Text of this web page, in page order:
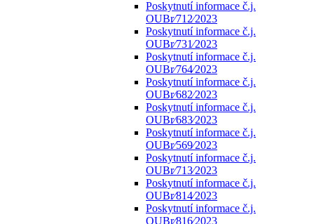
Poskytnutí informace č.j.
OUBr⁄712⁄2023
Poskytnutí informace č.j.
OUBr⁄731⁄2023
Poskytnutí informace č.j.
OUBr⁄764⁄2023
Poskytnutí informace č.j.
OUBr⁄682⁄2023
Poskytnutí informace č.j.
OUBr⁄683⁄2023
Poskytnutí informace č.j.
OUBr⁄569⁄2023
Poskytnutí informace č.j.
OUBr⁄713⁄2023
Poskytnutí informace č.j.
OUBr⁄814⁄2023
Poskytnutí informace č.j.
OUBr⁄816⁄2023